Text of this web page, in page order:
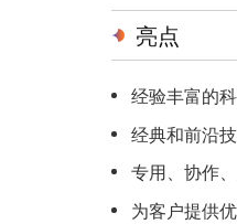
亮点
经验丰富的
经典和前沿
专用、协作
为客户提供